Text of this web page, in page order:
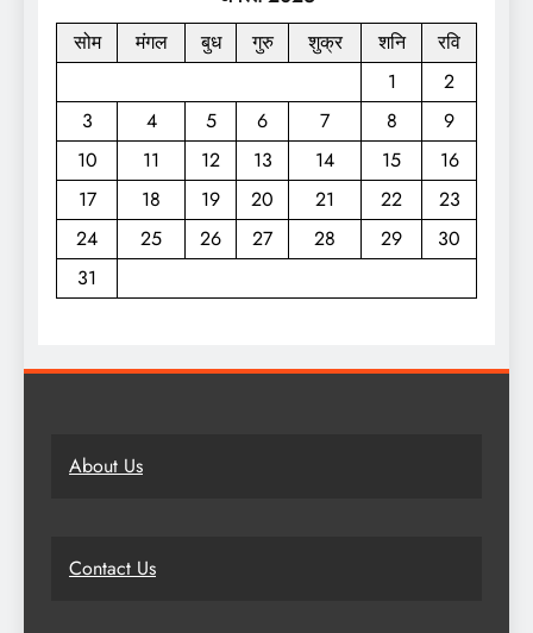
सोम
मंगल बुध गुरु शुक्र शनि
रवि
1
2
3
4 5 6 7 8
9
10
11 12 13 14 15
16
17
18 19 20 21 22
23
24
25 26 27 28 29
30
31
About Us
Contact Us